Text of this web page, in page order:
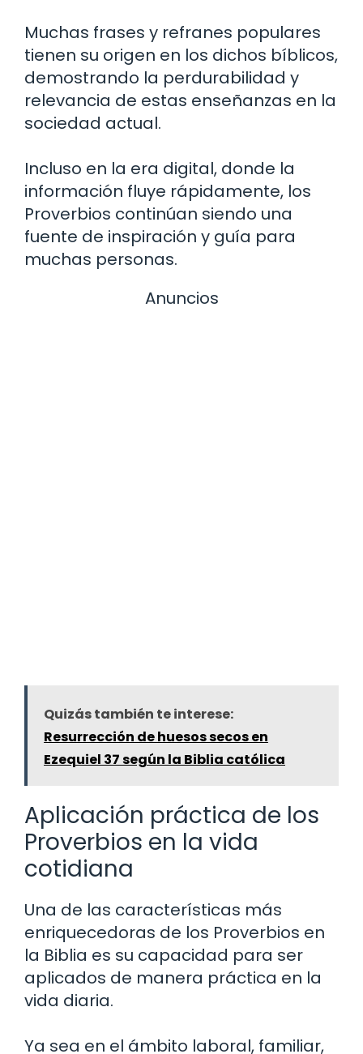
Muchas frases y refranes populares
tienen su origen en los dichos bíblicos,
demostrando la perdurabilidad y
relevancia de estas enseñanzas en la
sociedad actual.
Incluso en la era digital, donde la
información fluye rápidamente, los
Proverbios continúan siendo una
fuente de inspiración y guía para
muchas personas.
Anuncios
Quizás también te interese:
Resurrección de huesos secos en
Ezequiel 37 según la Biblia católica
Aplicación práctica de los
Proverbios en la vida
cotidiana
Una de las características más
enriquecedoras de los Proverbios en
la Biblia es su capacidad para ser
aplicados de manera práctica en la
vida diaria.
Ya sea en el ámbito laboral, familiar,